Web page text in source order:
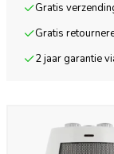
Gratis
Gratis
2 jaar garantie